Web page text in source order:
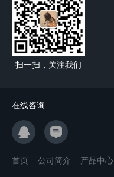
扫一扫，关注我们
在线咨询
首页 公司简介 产品中心